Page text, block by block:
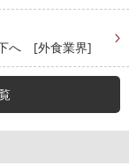
下へ [外食業界]